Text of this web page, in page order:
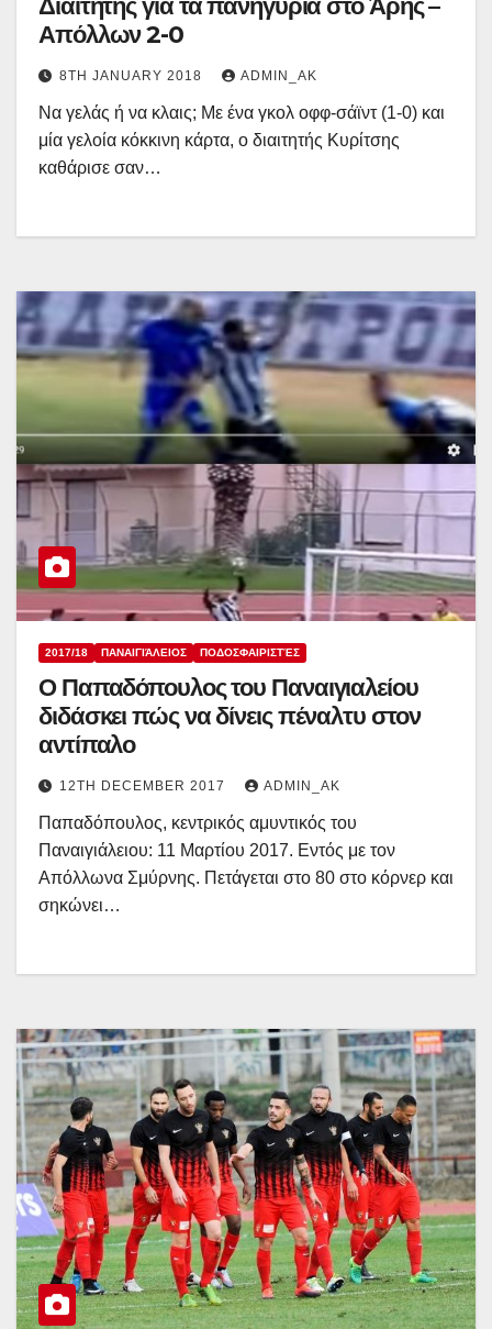
Διαιτητής για τα πανηγύρια στο Άρης –
Απόλλων 2-0
8TH JANUARY 2018 ADMIN_AK
Να γελάς ή να κλαις; Με ένα γκολ οφφ-σάϊντ (1-0) και
μία γελοία κόκκινη κάρτα, ο διαιτητής Κυρίτσης
καθάρισε σαν…
2017/18 ΠΑΝΑΙΓΙΆΛΕΙΟΣ ΠΟΔΟΣΦΑΙΡΙΣΤΈΣ
Ο Παπαδόπουλος του Παναιγιαλείου
διδάσκει πώς να δίνεις πέναλτυ στον
αντίπαλο
12TH DECEMBER 2017 ADMIN_AK
Παπαδόπουλος, κεντρικός αμυντικός του
Παναιγιάλειου: 11 Μαρτίου 2017. Εντός με τον
Απόλλωνα Σμύρνης. Πετάγεται στο 80 στο κόρνερ και
σηκώνει…